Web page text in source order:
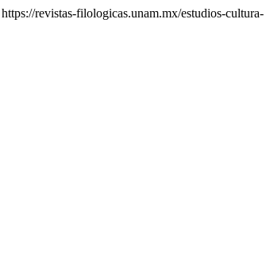
revistas-filologicas.unam.mx/estudios-cultura-